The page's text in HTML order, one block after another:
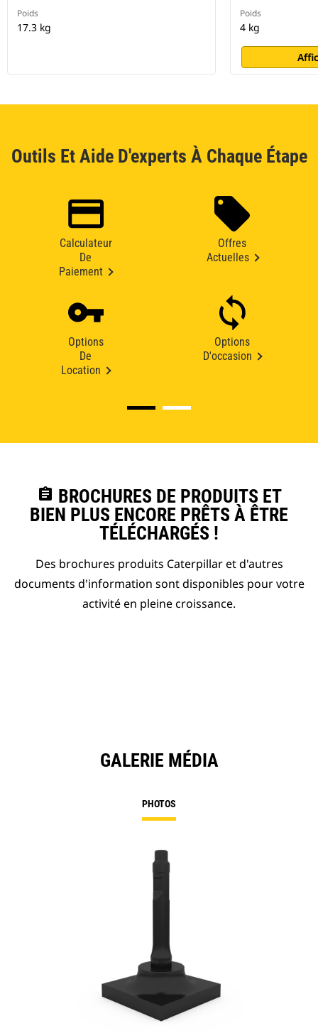
Poids
17.3 kg
Poids
4 kg
Outils Et Aide D'experts À Chaque Étape
Calculateur
De
Paiement
Offres
Actuelles
Options
De
Location
Options
D'occasion
assignment BROCHURES DE PRODUITS ET
BIEN PLUS ENCORE PRÊTS À ÊTRE
TÉLÉCHARGÉS !
Des brochures produits Caterpillar et d'autres
documents d'information sont disponibles pour votre
activité en pleine croissance.
GALERIE MÉDIA
PHOTOS